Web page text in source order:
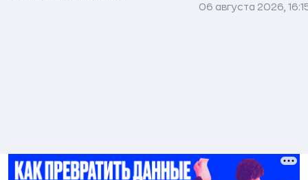
06 августа 2026,